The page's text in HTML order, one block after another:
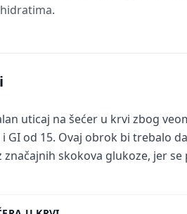
uticaj na šećer u krvi zbog
GI od 15. Ovaj obrok bi trebalo
značajnih skokova glukoze, jer